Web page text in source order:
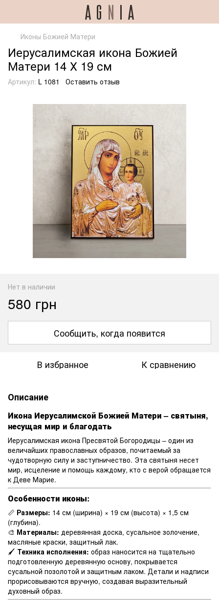
Иконы Божией Матери
Иерусалимская икона Божией
Матери 14 Х 19 см
Артикул: L 1081 Оставить отзыв
Нет в наличии
580 грн
Сообщить, когда появится
В избранное К сравнению
Описание
Икона Иерусалимской Божией Матери – святыня,
несущая мир и благодать
Иерусалимская икона Пресвятой Богородицы – один из
величайших православных образов, почитаемый за
чудотворную силу и заступничество. Эта святыня несет
мир, исцеление и помощь каждому, кто с верой обращается
к Деве Марие.
Особенности иконы:
📏 Размеры: 14 см (ширина) × 19 см (высота) × 1,5 см
(глубина).
🎨 Материалы: деревянная доска, сусальное золочение,
масляные краски, защитный лак.
🖌 Техника исполнения: образ наносится на тщательно
подготовленную деревянную основу, покрывается
сусальной позолотой и защитным лаком. Детали и надписи
прорисовываются вручную, создавая выразительный
духовный образ.